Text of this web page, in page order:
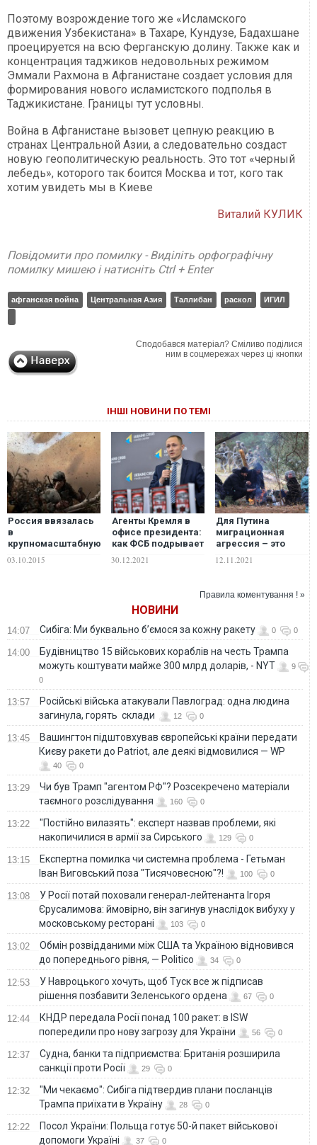
Поэтому возрождение того же «Исламского
движения Узбекистана» в Тахаре, Кундузе, Бадахшане
проецируется на всю Ферганскую долину. Также как и
концентрация таджиков недовольных режимом
Эммали Рахмона в Афганистане создает условия для
формирования нового исламистского подполья в
Таджикистане. Границы тут условны.
Война в Афганистане вызовет цепную реакцию в
странах Центральной Азии, а следовательно создаст
новую геополитическую реальность. Это тот «черный
лебедь», которого так боится Москва и тот, кого так
хотим увидеть мы в Киеве
Виталий КУЛИК
Повідомити про помилку - Виділіть орфографічну
помилку мишею і натисніть Ctrl + Enter
афганская война Центральная Азия Таллибан раскол ИГИЛ
Сподобався матеріал? Сміливо поділися
ним в соцмережах через ці кнопки
ІНШІ НОВИНИ ПО ТЕМІ
Россия ввязалась
в
крупномасштабную
будет по своим
03.10.2015
Агенты Кремля в
офисе президента:
как ФСБ подрывает
30.12.2021
Для Путина
миграционная
агрессия – это
причинить
чему следует
12.11.2021
Правила коментування ! »
НОВИНИ
14:07 Сибіга: Ми буквально б’ємося за кожну ракету 0 0
14:00
Будівництво 15 військових кораблів на честь Трампа
можуть коштувати майже 300 млрд доларів, - NYT
9
0
13:57
Російські війська атакували Павлоград: одна людина
загинула, горять склади
12 0
13:45
Вашингтон підштовхував європейські країни передати
Києву ракети до Patriot, але деякі відмовилися — WP
40 0
13:29
Чи був Трамп "агентом РФ"? Розсекречено матеріали
таємного розслідування
160 0
13:22
"Постійно вилазять": експерт назвав проблеми, які
накопичилися в армії за Сирського
129 0
13:15
Eкспертна помилка чи системна проблема - Гетьман
Іван Виговський поза "Тисячовесною"?!
100 0
13:08
У Росії потай поховали генерал-лейтенанта Ігоря
Єрусалимова: ймовірно, він загинув унаслідок вибуху у
московському ресторані
103 0
13:02
Обмін розвідданими між США та Україною відновився
до попереднього рівня, — Politico
34 0
12:53
У Навроцького хочуть, щоб Туск все ж підписав
рішення позбавити Зеленського ордена
67 0
12:44
КНДР передала Росії понад 100 ракет: в ISW
попередили про нову загрозу для України
56 0
12:37
Судна, банки та підприємства: Британія розширила
санкції проти Росії
29 0
12:32
"Ми чекаємо": Сибіга підтвердив плани посланців
Трампа приїхати в Україну
28 0
12:22
Посол України: Польща готує 50-й пакет військової
допомоги Україні
37 0